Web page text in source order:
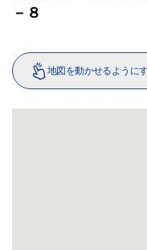
－８
地図を動かせるように